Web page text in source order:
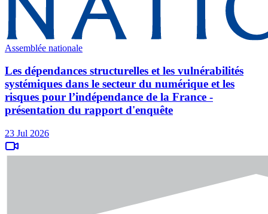
Assemblée nationale
Les dépendances structurelles et les vulnérabilités
systémiques dans le secteur du numérique et les
risques pour l’indépendance de la France -
présentation du rapport d'enquête
23 Jul 2026